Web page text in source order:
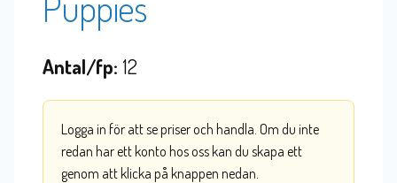
Antal/fp: 12
Logga in för att se priser och handla. Om du inte
redan har ett konto hos oss kan du skapa ett
genom att klicka på knappen nedan.